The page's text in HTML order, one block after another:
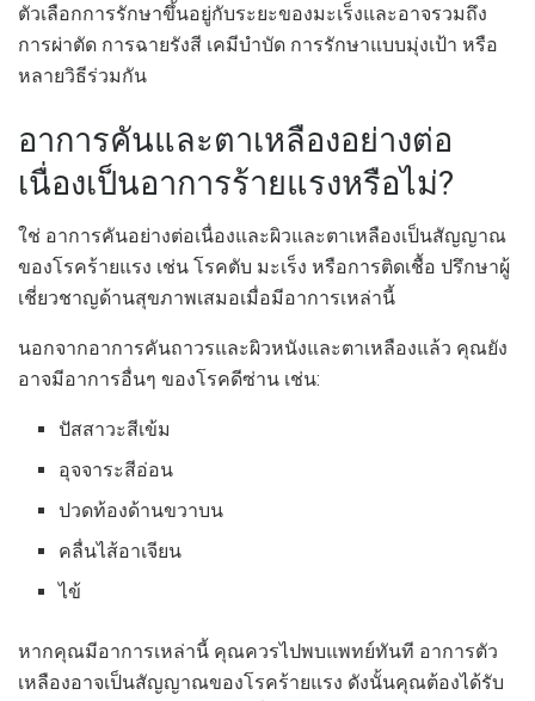
ตัวเลือกการรักษาขึ้นอยู่กับระยะของมะเร็งและอาจรวมถึง
การผ่าตัด การฉายรังสี เคมีบำบัด การรักษาแบบมุ่งเป้า หรือ
หลายวิธีร่วมกัน
อาการคันและตาเหลืองอย่างต่อ
เนื่องเป็นอาการร้ายแรงหรือไม่?
ใช่ อาการคันอย่างต่อเนื่องและผิวและตาเหลืองเป็นสัญญาณ
ของโรคร้ายแรง เช่น โรคตับ มะเร็ง หรือการติดเชื้อ ปรึกษาผู้
เชี่ยวชาญด้านสุขภาพเสมอเมื่อมีอาการเหล่านี้
นอกจากอาการคันถาวรและผิวหนังและตาเหลืองแล้ว คุณยัง
อาจมีอาการอื่นๆ ของโรคดีซ่าน เช่น:
ปัสสาวะสีเข้ม
อุจจาระสีอ่อน
ปวดท้องด้านขวาบน
คลื่นไส้อาเจียน
ไข้
หากคุณมีอาการเหล่านี้ คุณควรไปพบแพทย์ทันที อาการตัว
เหลืองอาจเป็นสัญญาณของโรคร้ายแรง ดังนั้นคุณต้องได้รับ